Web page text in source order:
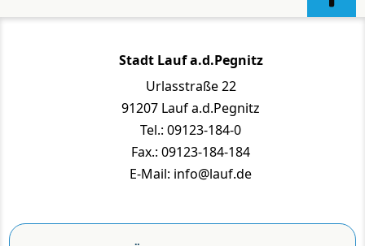
Stadt Lauf a.d.Pegnitz
Urlasstraße 22
91207 Lauf a.d.Pegnitz
Tel.: 09123-184-0
Fax.: 09123-184-184
E-Mail: info@lauf.de